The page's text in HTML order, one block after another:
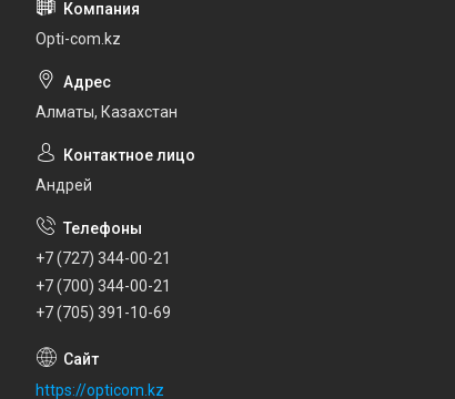
Opti-com.kz
Алматы, Казахстан
Андрей
+7 (727) 344-00-21
+7 (700) 344-00-21
+7 (705) 391-10-69
https://opticom.kz